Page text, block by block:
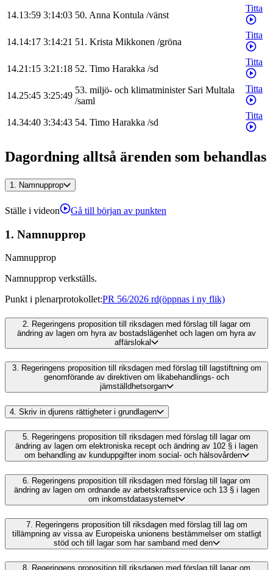
14.13:59 3:14:03 50. Anna Kontula /vänst
Titta
14.14:17 3:14:21 51. Krista Mikkonen /gröna
Titta
14.21:15 3:21:18 52. Timo Harakka /sd
Titta
14.25:45 3:25:49
53. miljö- och klimatminister Sari Multala
/saml
Titta
14.34:40 3:34:43 54. Timo Harakka /sd
Titta
Dagordning alltså ärenden som behandlas
1. Namnupprop
Ställe i videon Gå till början av punkten
1. Namnupprop
Namnupprop
Namnupprop verkställs.
Punkt i plenarprotokollet:PR 56/2026 rd(öppnas i ny flik)
2. Regeringens proposition till riksdagen med förslag till lagar om
ändring av lagen om hyra av bostadslägenhet och lagen om hyra av
affärslokal
3.
Regeringens proposition till riksdagen med förslag till lagstiftning om
genomförande av direktiven om likabehandlings- och
jämställdhetsorgan
4. Skriv in djurens rättigheter i grundlagen
5. Regeringens proposition till riksdagen med förslag till lagar om
ändring av lagen om elektroniska recept och ändring av 102 § i lagen
om behandling av kunduppgifter inom social- och hälsovården
6. Regeringens proposition till riksdagen med förslag till lagar om
ändring av lagen om ordnande av arbetskraftsservice och 13 § i lagen
om inkomstdatasystemet
7.
Regeringens proposition till riksdagen med förslag till lag om
tillämpning av vissa av Europeiska unionens bestämmelser om statligt
stöd och till lagar som har samband med den
8. Regeringens proposition till riksdagen med förslag till lagar om